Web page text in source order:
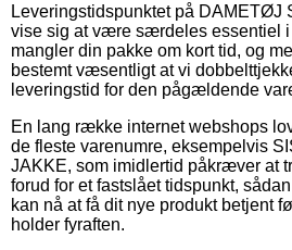
Leveringstidspunktet på DAMETØJ
vise sig at være særdeles essentiel
mangler din pakke om kort tid, og
bestemt væsentligt at vi
leveringstid for den pågældende
En lang række internet webshops
de fleste varenumre, eksempelvis
JAKKE, som imidlertid påkræver at
forud for et fastslået tidspunkt,
kan nå at få dit nye produkt betjent
holder fyraften.